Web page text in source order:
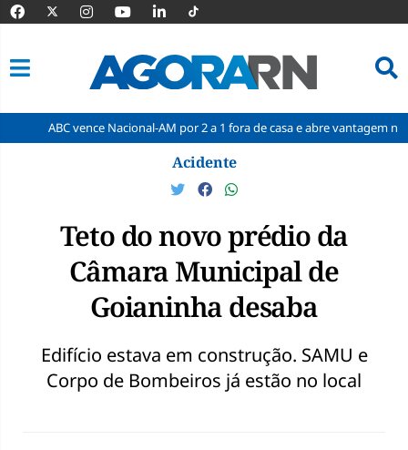
vence Nacional-AM por 2 a 1 fora de casa e abre vantagem nas quartas
Acidente
Teto do novo prédio da
Câmara Municipal de
Goianinha desaba
Edifício estava em construção. SAMU e
Corpo de Bombeiros já estão no local